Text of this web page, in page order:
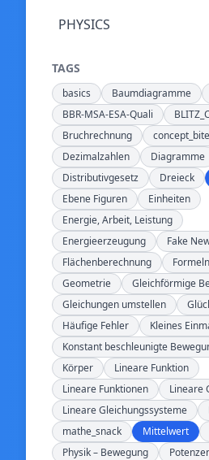
PHYSICS
TAGS
basics Baumdiagramme
BBR-MSA-ESA-Quali
Bruchrechnung
concept_bite
Dezimalzahlen
Diagramme
Distributivgesetz
Dreieck
Ebene Figuren
Einheiten
Energie, Arbeit, Leistung
Energieerzeugung
Fake
Flächenberechnung
Geometrie
Gleichförmige
Gleichungen umstellen
Häufige Fehler
Kleines
Konstant beschleunigte
Körper
Lineare Funktion
Lineare Funktionen
Lineare
Lineare Gleichungssysteme
mathe_snack
Mittelwert
Physik – Bewegung